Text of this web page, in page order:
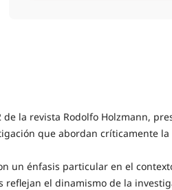
de la revista Rodolfo Holzmann,
que abordan críticamente la
un énfasis particular en el
reflejan el dinamismo de la